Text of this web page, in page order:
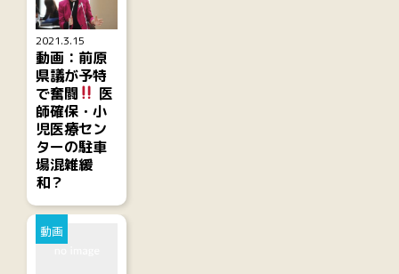
2021.3.15
動画：前原
県議が予特
で奮闘
医
師確保・小
児医療セン
ターの駐車
場混雑緩
和？
動画